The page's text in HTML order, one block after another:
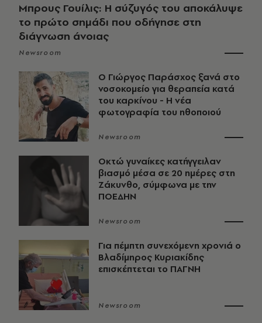
Μπρους Γουίλις: Η σύζυγός του αποκάλυψε
το πρώτο σημάδι που οδήγησε στη
διάγνωση άνοιας
Newsroom
O Γιώργος Παράσχος ξανά στο
νοσοκομείο για θεραπεία κατά
του καρκίνου - Η νέα
φωτογραφία του ηθοποιού
Newsroom
Οκτώ γυναίκες κατήγγειλαν
βιασμό μέσα σε 20 ημέρες στη
Ζάκυνθο, σύμφωνα με την
ΠΟΕΔΗΝ
Newsroom
Για πέμπτη συνεχόμενη χρονιά ο
Βλαδίμηρος Κυριακίδης
επισκέπτεται το ΠΑΓΝΗ
Newsroom